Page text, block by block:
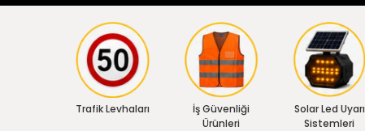
Trafik Levhaları
İş Güvenliği
Ürünleri
Solar Led Uyarı
Sistemleri